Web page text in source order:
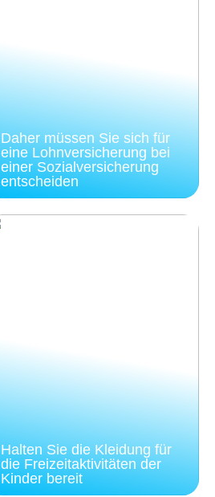
Daher müssen Sie sich für
eine Lohnversicherung bei
einer Sozialversicherung
entscheiden
Halten Sie die Kleidung für
die Freizeitaktivitäten der
Kinder bereit